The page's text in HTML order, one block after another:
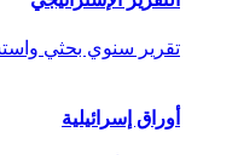
تقرير سنوي بحثي
أوراق إسرائيلية